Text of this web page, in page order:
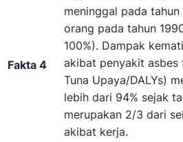
Fakta 4
meninggal pada
orang pada tahun
100%). Dampak
akibat penyakit asbes
Tuna Upaya/DALYs)
lebih dari 94% sejak
merupakan 2/3 dari
akibat kerja.